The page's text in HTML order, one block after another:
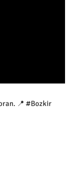
📍 #Bozkir